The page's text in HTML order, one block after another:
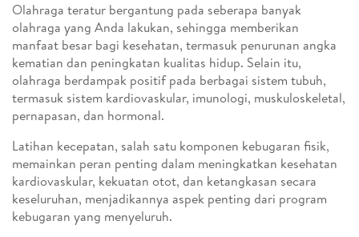
Olahraga teratur bergantung pada seberapa banyak
olahraga yang Anda lakukan, sehingga memberikan
manfaat besar bagi kesehatan, termasuk penurunan angka
kematian dan peningkatan kualitas hidup. Selain itu,
olahraga berdampak positif pada berbagai sistem tubuh,
termasuk sistem kardiovaskular, imunologi, muskuloskeletal,
pernapasan, dan hormonal.
Latihan kecepatan, salah satu komponen kebugaran fisik,
memainkan peran penting dalam meningkatkan kesehatan
kardiovaskular, kekuatan otot, dan ketangkasan secara
keseluruhan, menjadikannya aspek penting dari program
kebugaran yang menyeluruh.